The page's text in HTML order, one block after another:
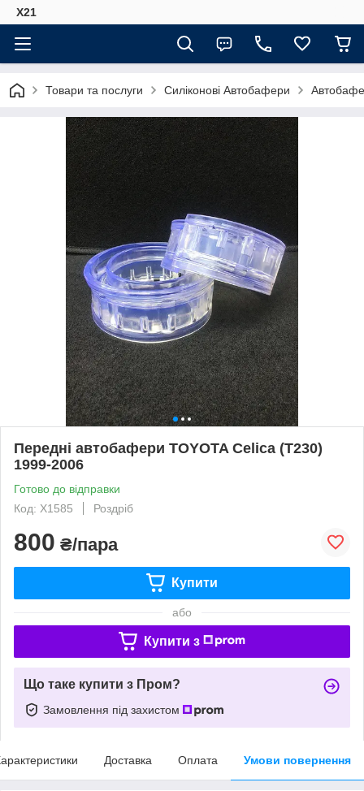
Х21
Товари та послуги Силіконові Автобафери
Передні автобафери TOYOTA Celica (T230)
1999-2006
Готово до відправки
Код: X1585
Роздріб
800 ₴/пара
Купити
або
Купити з
Що таке купити з Пром?
Замовлення під захистом
Доставка Оплата Умови повернення